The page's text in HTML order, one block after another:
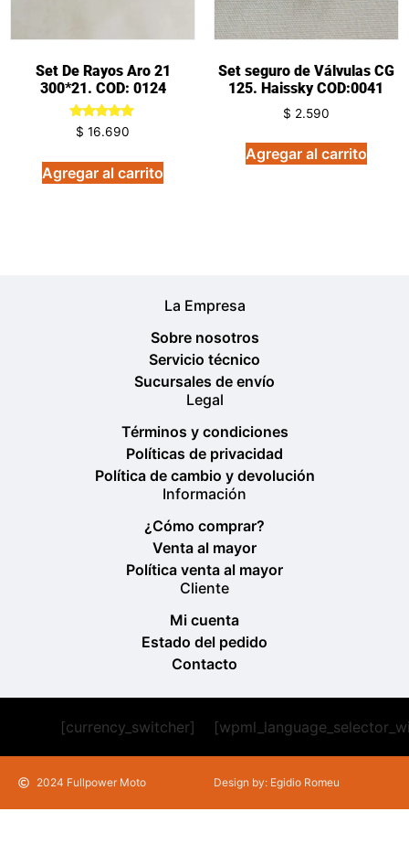
Set De Rayos Aro 21
300*21. COD: 0124
Valorado
en
de 5
$ 16.690
Agregar al carrito
Set seguro de Válvulas CG
125. Haissky COD:0041
$ 2.590
Agregar al carrito
La Empresa
Sobre nosotros
Servicio técnico
Sucursales de envío
Legal
Términos y condiciones
Políticas de privacidad
Política de cambio y devolución
Información
¿Cómo comprar?
Venta al mayor
Política venta al mayor
Cliente
Mi cuenta
Estado del pedido
Contacto
[currency_switcher]
2024 Fullpower Moto Design by: Egidio Romeu